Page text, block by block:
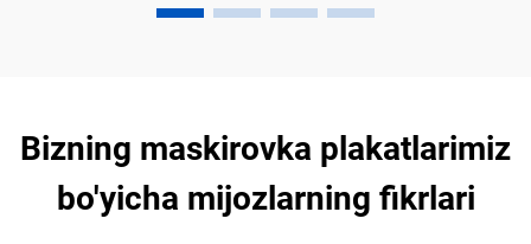
Bizning maskirovka plakatlarimiz
bo'yicha mijozlarning fikrlari